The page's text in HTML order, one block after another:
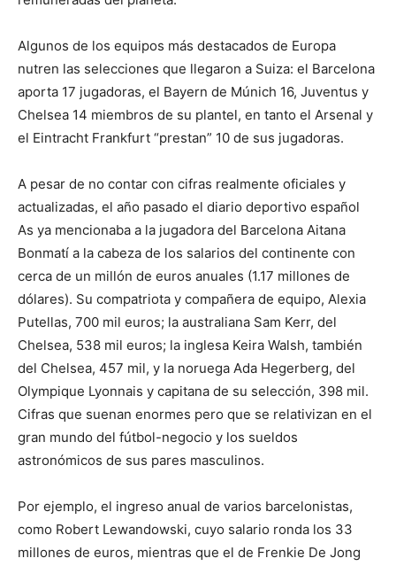
Algunos de los equipos más destacados de Europa
nutren las selecciones que llegaron a Suiza: el Barcelona
aporta 17 jugadoras, el Bayern de Múnich 16, Juventus y
Chelsea 14 miembros de su plantel, en tanto el Arsenal y
el Eintracht Frankfurt “prestan” 10 de sus jugadoras.
A pesar de no contar con cifras realmente oficiales y
actualizadas, el año pasado el diario deportivo español
As ya mencionaba a la jugadora del Barcelona Aitana
Bonmatí a la cabeza de los salarios del continente con
cerca de un millón de euros anuales (1.17 millones de
dólares). Su compatriota y compañera de equipo, Alexia
Putellas, 700 mil euros; la australiana Sam Kerr, del
Chelsea, 538 mil euros; la inglesa Keira Walsh, también
del Chelsea, 457 mil, y la noruega Ada Hegerberg, del
Olympique Lyonnais y capitana de su selección, 398 mil.
Cifras que suenan enormes pero que se relativizan en el
gran mundo del fútbol-negocio y los sueldos
astronómicos de sus pares masculinos.
Por ejemplo, el ingreso anual de varios barcelonistas,
como Robert Lewandowski, cuyo salario ronda los 33
millones de euros, mientras que el de Frenkie De Jong